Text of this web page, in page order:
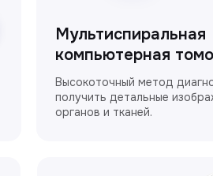
Мультиспиральная
компьютерная
Высокоточный метод
получить детальные
органов и тканей.